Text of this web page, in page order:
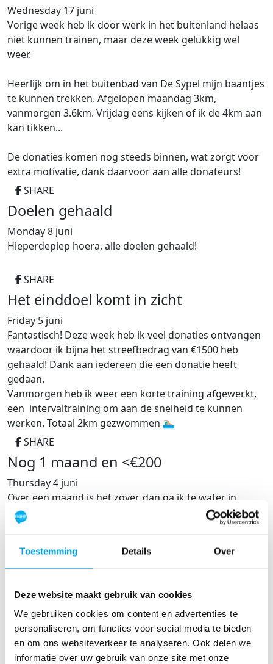
Toestemming Details Over
Deze website maakt gebruik van cookies
We gebruiken cookies om content en advertenties te
personaliseren, om functies voor social media te bieden
en om ons websiteverkeer te analyseren. Ook delen we
informatie over uw gebruik van onze site met onze
Wednesday 17 juni
Vorige week heb ik door werk in het buitenland helaas
niet kunnen trainen, maar deze week gelukkig wel
weer.
Heerlijk om in het buitenbad van De Sypel mijn baantjes
te kunnen trekken. Afgelopen maandag 3km,
vanmorgen 3.6km. Vrijdag eens kijken of ik de 4km aan
kan tikken...
De donaties komen nog steeds binnen, wat zorgt voor
extra motivatie, dank daarvoor aan alle donateurs!
SHARE
Doelen gehaald
Monday 8 juni
Hieperdepiep hoera, alle doelen gehaald!
SHARE
Het einddoel komt in zicht
Friday 5 juni
Fantastisch! Deze week heb ik veel donaties ontvangen
waardoor ik bijna het streefbedrag van €1500 heb
gehaald! Dank aan iedereen die een donatie heeft
gedaan.
Vanmorgen heb ik weer een korte training afgewerkt,
een intervaltraining om aan de snelheid te kunnen
werken. Totaal 2km gezwommen 🏊🏼‍♂️
SHARE
Nog 1 maand en <€200
Thursday 4 juni
Over een maand is het zover, dan ga ik te water in
Zeewolde. Dat betekent dan ik nog 1 maand de tijd heb
om een kleine €200 op te halen om het doel van €1500
Ik wil alvast iedereen die mij gesponsord heeft alvast
enorm bedanken voor de steun. Je bent een topper!
SHARE
Zwemtraining
Wednesday 3 juni
Vanmorgen eindelijk weer eens toegekomen aan een
training in het buitenbad van De Sypel in Harderwijk.